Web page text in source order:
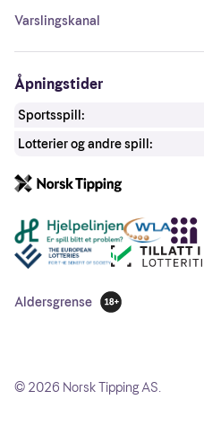
Varslingskanal
Åpningstider
Sportsspill:
Lotterier og andre spill:
Andre lenker
Aldersgrense
18 år
© 2026 Norsk Tipping AS.